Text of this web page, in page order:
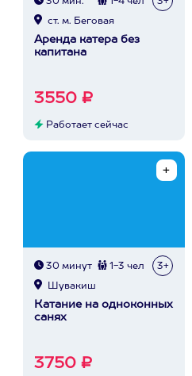
ст. м. Беговая
Аренда катера без
капитана
3550 ₽
Работает сейчас
30 минут 1-3 чел 3+
Шувакиш
Катание на одноконных
санях
3750 ₽